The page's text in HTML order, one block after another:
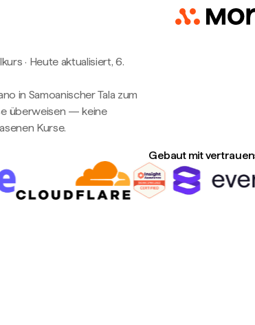
· Heute aktualisiert, 6.
in Samoanischer Tala zum
überweisen — keine
Kurse.
Gebaut mit